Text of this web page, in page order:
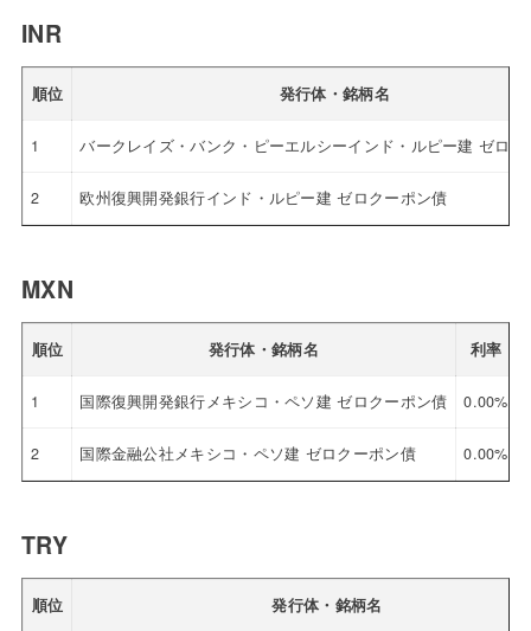
INR
順位 発行体・銘柄名
1 バークレイズ・バンク・ピーエルシーインド・ルピー建 ゼロク
2 欧州復興開発銀行インド・ルピー建 ゼロクーポン債
MXN
順位 発行体・銘柄名 利率
1 国際復興開発銀行メキシコ・ペソ建 ゼロクーポン債 0.00%
2 国際金融公社メキシコ・ペソ建 ゼロクーポン債 0.00%
TRY
順位 発行体・銘柄名